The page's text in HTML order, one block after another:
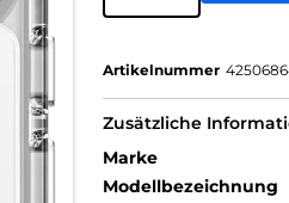
Artikelnummer
Zusätzliche
Marke
Modellbezeichnung